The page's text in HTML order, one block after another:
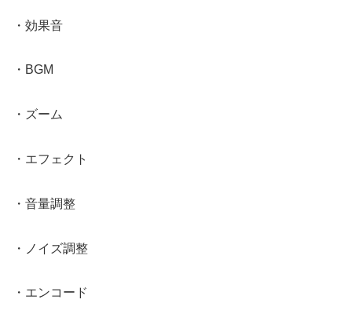
・効果音
・BGM
・ズーム
・エフェクト
・音量調整
・ノイズ調整
・エンコード